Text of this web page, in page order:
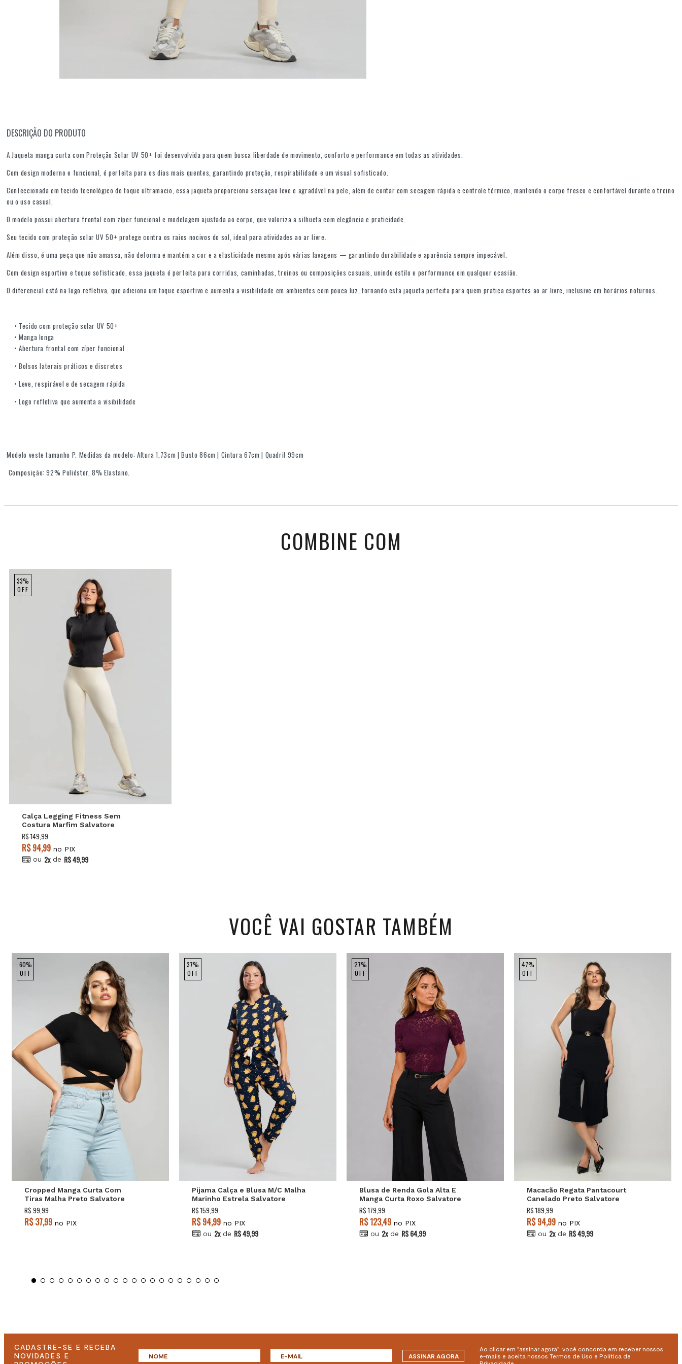
DESCRIÇÃO DO PRODUTO
A Jaqueta manga curta com Proteção Solar UV 50+ foi desenvolvida para quem busca liberdade de movimento, conforto e performance em todas as atividades.
Com design moderno e funcional, é perfeita para os dias mais quentes, garantindo proteção, respirabilidade e um visual sofisticado.
Confeccionada em tecido tecnológico de toque ultramacio, essa jaqueta proporciona sensação leve e agradável na pele, além de contar com secagem rápida e controle térmico, mantendo o corpo fresco e confortável durante o treino
ou o uso casual.
O modelo possui abertura frontal com zíper funcional e modelagem ajustada ao corpo, que valoriza a silhueta com elegância e praticidade.
Seu tecido com proteção solar UV 50+ protege contra os raios nocivos do sol, ideal para atividades ao ar livre.
Além disso, é uma peça que não amassa, não deforma e mantém a cor e a elasticidade mesmo após várias lavagens — garantindo durabilidade e aparência sempre impecável.
Com design esportivo e toque sofisticado, essa jaqueta é perfeita para corridas, caminhadas, treinos ou composições casuais, unindo estilo e performance em qualquer ocasião.
O diferencial está na logo refletiva, que adiciona um toque esportivo e aumenta a visibilidade em ambientes com pouca luz, tornando esta jaqueta perfeita para quem pratica esportes ao ar livre, inclusive em horários noturnos.
• Tecido com proteção solar UV 50+
• Manga longa
• Abertura frontal com zíper funcional
• Bolsos laterais práticos e discretos
• Leve, respirável e de secagem rápida
• Logo refletiva que aumenta a visibilidade
Modelo veste tamanho P. Medidas da modelo: Altura 1,73cm | Busto 86cm | Cintura 67cm | Quadril 99cm
Composição: 92% Poliéster, 8% Elastano.
COMBINE COM
33%
OFF
Calça Legging Fitness Sem
Costura Marfim Salvatore
R$ 149,99
R$ 94,99 no PIX
ou 2x de R$ 49,99
VOCÊ VAI GOSTAR TAMBÉM
60%
OFF
M
Cropped Manga Curta Com
Tiras Malha Preto Salvatore
R$ 99,99
R$ 37,99 no PIX
37%
OFF
M
Pijama Calça e Blusa M/C Malha
Marinho Estrela Salvatore
R$ 159,99
R$ 94,99 no PIX
ou 2x de R$ 49,99
27%
OFF
M
Blusa de Renda Gola Alta E
Manga Curta Roxo Salvatore
R$ 179,99
R$ 123,49 no PIX
ou 2x de R$ 64,99
47%
OFF
M
Macacão Regata Pantacourt
Canelado Preto Salvatore
R$ 189,99
R$ 94,99 no PIX
ou 2x de R$ 49,99
CADASTRE-SE E RECEBA
NOVIDADES E
ASSINAR AGORA
Ao clicar em "assinar agora", você concorda em receber nossos
e-mails e aceita nossos Termos de Uso e Política de